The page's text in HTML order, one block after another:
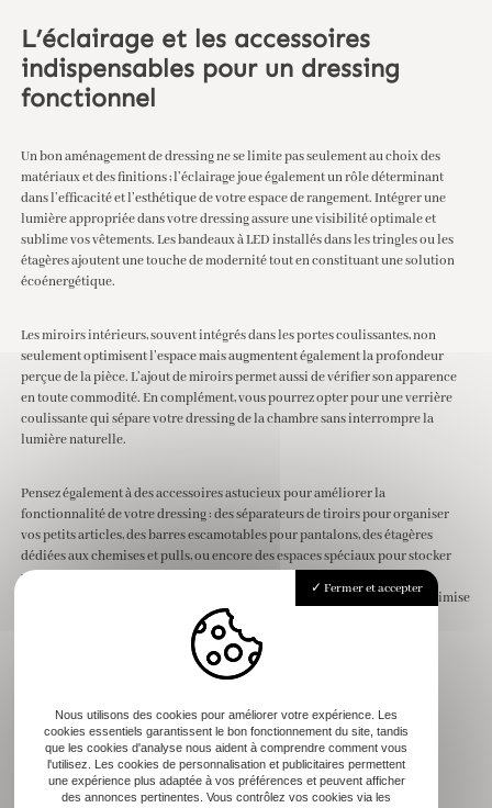
L’éclairage et les accessoires
indispensables pour un dressing
fonctionnel
Un bon aménagement de dressing ne se limite pas seulement au choix des
matériaux et des finitions ; l’éclairage joue également un rôle déterminant
dans l’efficacité et l’esthétique de votre espace de rangement. Intégrer une
lumière appropriée dans votre dressing assure une visibilité optimale et
sublime vos vêtements. Les bandeaux à LED installés dans les tringles ou les
étagères ajoutent une touche de modernité tout en constituant une solution
écoénergétique.
Les miroirs intérieurs, souvent intégrés dans les portes coulissantes, non
seulement optimisent l’espace mais augmentent également la profondeur
perçue de la pièce. L’ajout de miroirs permet aussi de vérifier son apparence
en toute commodité. En complément, vous pourrez opter pour une verrière
coulissante qui sépare votre dressing de la chambre sans interrompre la
lumière naturelle.
Pensez également à des accessoires astucieux pour améliorer la
fonctionnalité de votre dressing : des séparateurs de tiroirs pour organiser
vos petits articles, des barres escamotables pour pantalons, des étagères
dédiées aux chemises et pulls, ou encore des espaces spéciaux pour stocker
vos chaussures. Intégrer des éléments modulables, comme des tringles
réglables en hauteur ou des tiroirs coulissants avec fermeture douce, optimise
l’utilisation de l’espace tout en préservant l’ordre.
Pour aller plus loin
Optimiser votre espace avec l’aménagement intérieur sur mesure
Pourquoi opter pour une bibliothèque sur mesure ?
Cuisine sur mesure en bois : tendances modernes et intemporelles
Découvrez nos menuiseries intérieures sur mesure
Fermer et accepter
Nous utilisons des cookies pour améliorer votre expérience. Les
cookies essentiels garantissent le bon fonctionnement du site, tandis
que les cookies d'analyse nous aident à comprendre comment vous
l'utilisez. Les cookies de personnalisation et publicitaires permettent
une expérience plus adaptée à vos préférences et peuvent afficher
des annonces pertinentes. Vous contrôlez vos cookies via les